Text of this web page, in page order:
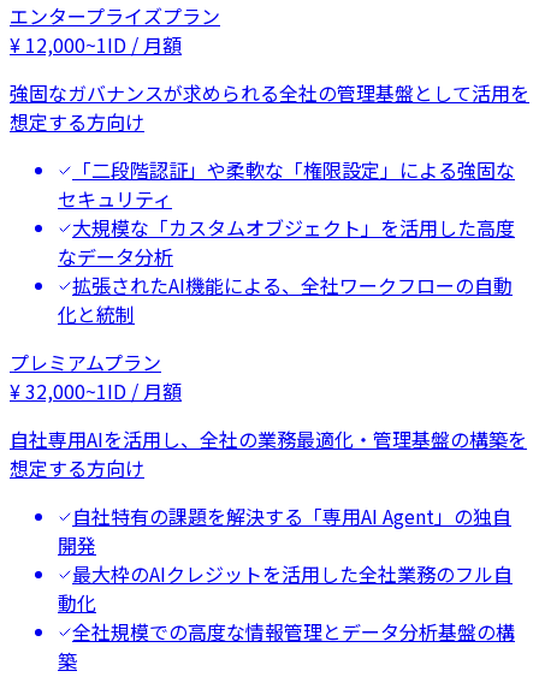
エンタープライズプラン
¥ 12,000~1ID / 月額
強固なガバナンスが求められる全社の管理基盤として活用を
想定する方向け
「二段階認証」や柔軟な「権限設定」による強固な
セキュリティ
大規模な「カスタムオブジェクト」を活用した高度
なデータ分析
拡張されたAI機能による、全社ワークフローの自動
化と統制
プレミアムプラン
¥32,000~1ID / 月額
自社専用AIを活用し、全社の業務最適化・管理基盤の構築を
想定する方向け
自社特有の課題を解決する「専用AI Agent」の独自
開発
最大枠のAIクレジットを活用した全社業務のフル自
動化
全社規模での高度な情報管理とデータ分析基盤の構
築